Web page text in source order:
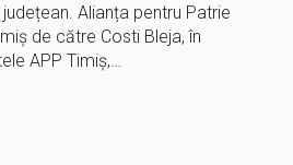
Alianța pentru Patrie
de către Costi Bleja, în
APP Timiș,…